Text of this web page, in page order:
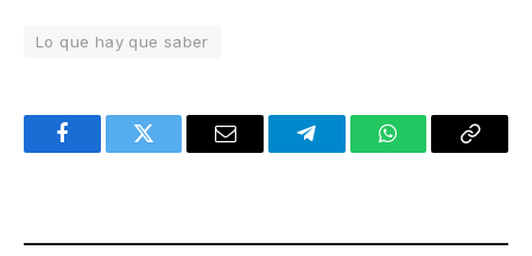
Lo que hay que saber
FacebookTwitter Email TelegramWhatsAppCopy